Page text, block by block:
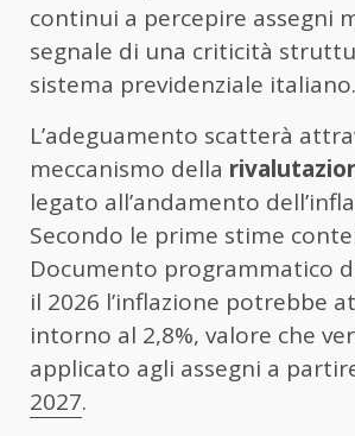
continui a percepire assegni
segnale di una criticità
sistema previdenziale italiano.
L’adeguamento scatterà
meccanismo della
legato all’andamento
Secondo le prime stime
Documento programmatico
il 2026 l’inflazione potrebbe
intorno al 2,8%, valore che
applicato agli assegni a
2027.